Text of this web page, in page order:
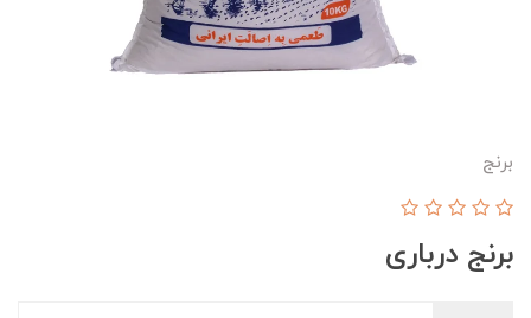
برنج
برنج درباری